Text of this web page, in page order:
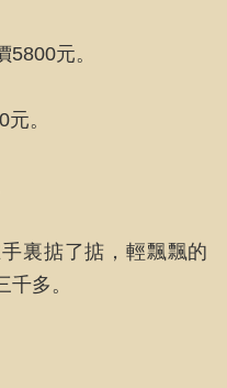
元。
。
裏掂了掂，輕飄飄的
多。